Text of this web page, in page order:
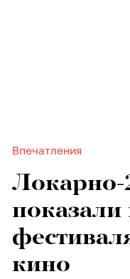
Впечатления
Локарно-
кино